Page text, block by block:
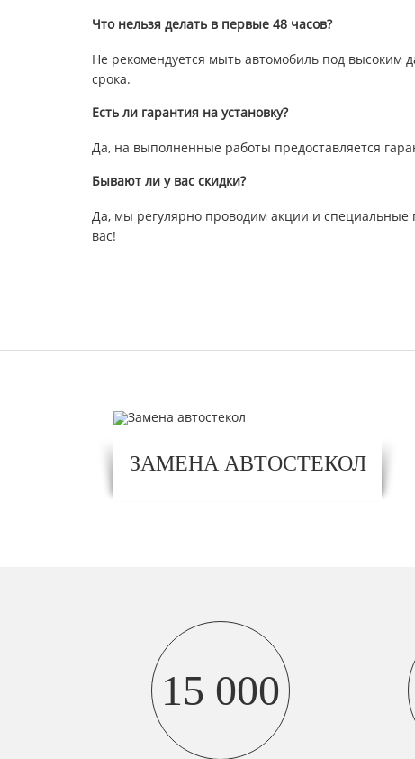
Что нельзя делать в первые 48 часов?
Не рекомендуется мыть автомобиль под высоким
срока.
Есть ли гарантия на установку?
Да, на выполненные работы предоставляется
Бывают ли у вас скидки?
Да, мы регулярно проводим акции и специальные
вас!
ЗАМЕНА АВТОСТЕКОЛ
15 000